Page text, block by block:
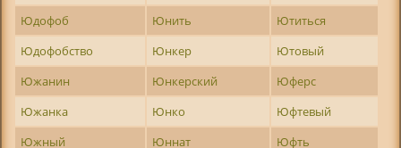
Юдофоб
Юнить
Ютиться
Юдофобство
Юнкер
Ютовый
Южанин
Юнкерский
Юферс
Южанка
Юнко
Юфтевый
Южный
Юннат
Юфть